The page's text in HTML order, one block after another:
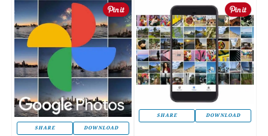
SHARE DOWNLOAD
SHARE DOWNLOAD